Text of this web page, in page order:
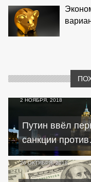
2 НОЯБРЯ, 2018
Путин ввёл
санкции против
Украины
26 ОКТЯБРЯ, 2018